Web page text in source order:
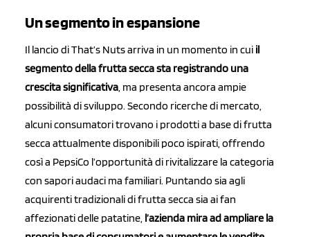
Un segmento in espansione
Il lancio di That’s Nuts arriva in un momento in cui il
segmento della frutta secca sta registrando una
crescita significativa, ma presenta ancora ampie
possibilità di sviluppo. Secondo ricerche di mercato,
alcuni consumatori trovano i prodotti a base di frutta
secca attualmente disponibili poco ispirati, offrendo
così a PepsiCo l’opportunità di rivitalizzare la categoria
con sapori audaci ma familiari. Puntando sia agli
acquirenti tradizionali di frutta secca sia ai fan
affezionati delle patatine, l’azienda mira ad ampliare la